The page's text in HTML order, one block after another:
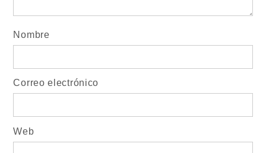
Nombre
Correo electrónico
Web